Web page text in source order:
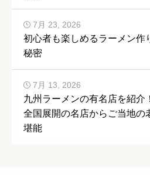
初心者も楽しめるラーメン作
秘密
7月 23, 2026
九州ラーメンの有名店を紹介
全国展開の名店からご当地の
堪能
7月 13, 2026